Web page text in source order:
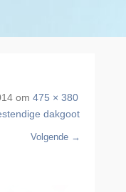
om 475 × 380
dakgoot
Volgende →